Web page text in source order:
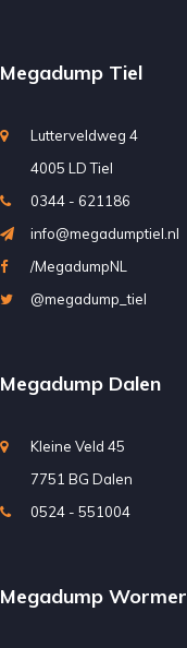
Megadump Tiel
Lutterveldweg 4
4005 LD Tiel
0344 - 621186
info@megadumptiel.nl
/MegadumpNL
@megadump_tiel
Megadump Dalen
Kleine Veld 45
7751 BG Dalen
0524 - 551004
Megadump Wormer